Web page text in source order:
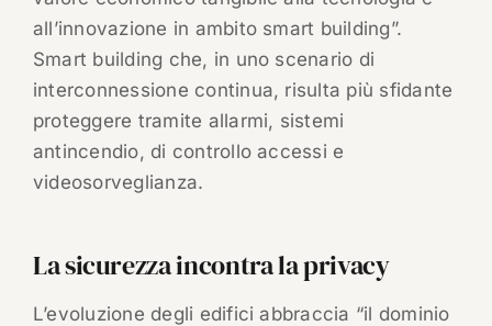
all’innovazione in ambito smart building”.
Smart building che, in uno scenario di
interconnessione continua, risulta più sfidante
proteggere tramite allarmi, sistemi
antincendio, di controllo accessi e
videosorveglianza.
La sicurezza incontra la privacy
L’evoluzione degli edifici abbraccia “il dominio